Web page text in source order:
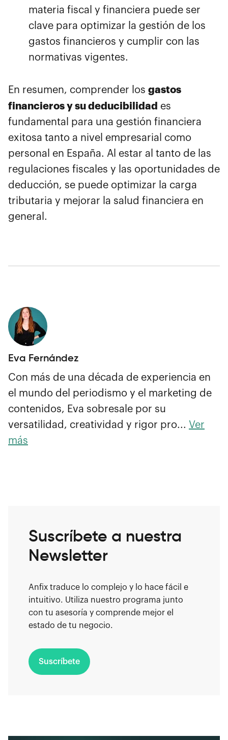
materia fiscal y financiera puede ser
clave para optimizar la gestión de los
gastos financieros y cumplir con las
normativas vigentes.
En resumen, comprender los gastos
financieros y su deducibilidad es
fundamental para una gestión financiera
exitosa tanto a nivel empresarial como
personal en España. Al estar al tanto de las
regulaciones fiscales y las oportunidades de
deducción, se puede optimizar la carga
tributaria y mejorar la salud financiera en
general.
Eva Fernández
Con más de una década de experiencia en
el mundo del periodismo y el marketing de
contenidos, Eva sobresale por su
versatilidad, creatividad y rigor pro... Ver
más
Suscríbete a nuestra
Newsletter
Anfix traduce lo complejo y lo hace fácil e
intuitivo. Utiliza nuestro programa junto
con tu asesoría y comprende mejor el
estado de tu negocio.
Suscríbete